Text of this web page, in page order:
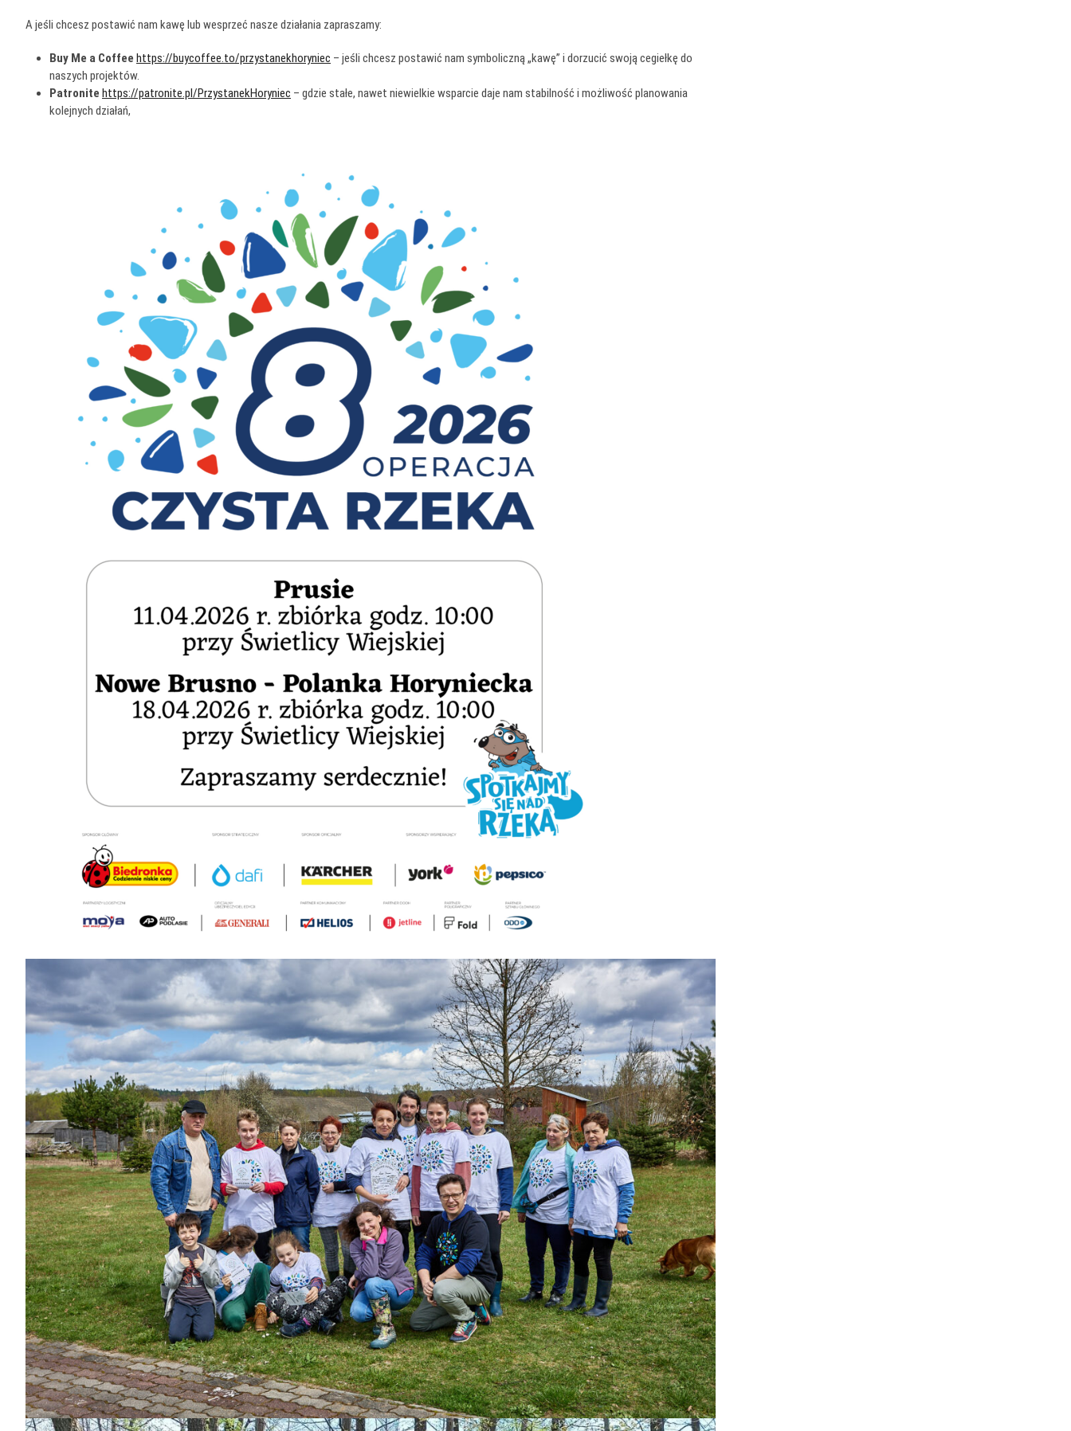
A jeśli chcesz postawić nam kawę lub wesprzeć nasze działania zapraszamy:
Buy Me a Coffee https://buycoffee.to/przystanekhoryniec – jeśli chcesz postawić nam symboliczną „kawę” i dorzucić swoją cegiełkę do
naszych projektów.
Patronite https://patronite.pl/PrzystanekHoryniec – gdzie stałe, nawet niewielkie wsparcie daje nam stabilność i możliwość planowania
kolejnych działań,